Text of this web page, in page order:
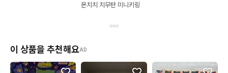
몬치치 치무탄 미니키링
이 상품을 추천해요AD